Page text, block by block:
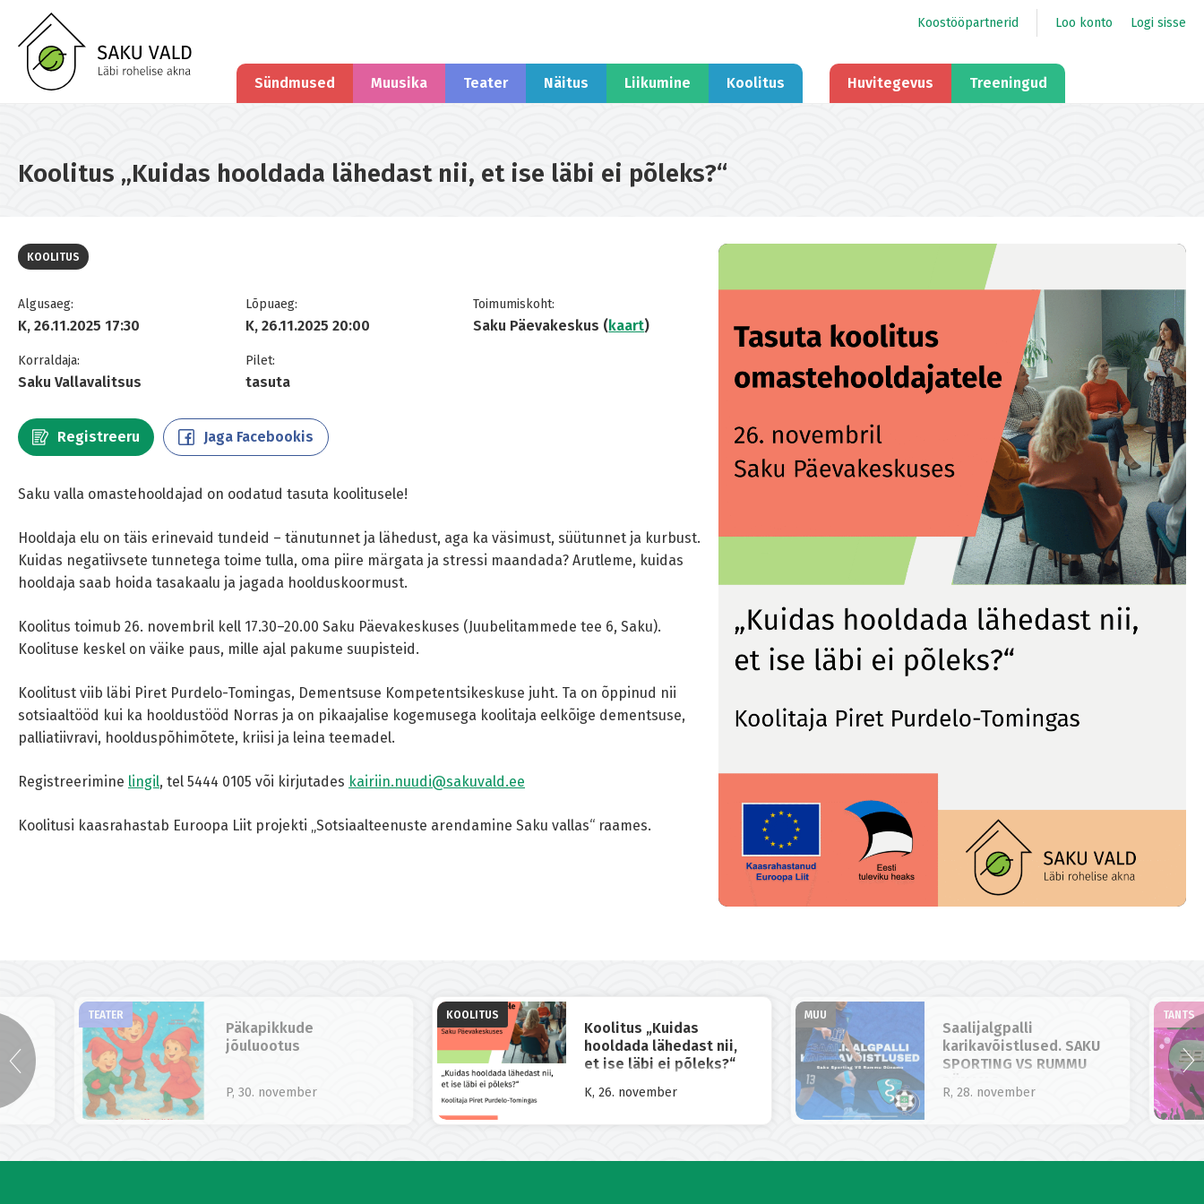
Koostööpartnerid Loo konto Logi sisse
Sündmused Muusika Teater Näitus Liikumine Koolitus Huvitegevus Treeningud
Koolitus „Kuidas hooldada lähedast nii, et ise läbi ei põleks?“
KOOLITUS
Algusaeg:
K, 26.11.2025 17:30
Lõpuaeg:
K, 26.11.2025 20:00
Toimumiskoht:
Saku Päevakeskus (kaart)
Korraldaja:
Saku Vallavalitsus
Pilet:
tasuta
Registreeru Jaga Facebookis
Saku valla omastehooldajad on oodatud tasuta koolitusele!
Hooldaja elu on täis erinevaid tundeid – tänutunnet ja lähedust, aga ka väsimust, süütunnet ja kurbust.
Kuidas negatiivsete tunnetega toime tulla, oma piire märgata ja stressi maandada? Arutleme, kuidas
hooldaja saab hoida tasakaalu ja jagada hoolduskoormust.
Koolitus toimub 26. novembril kell 17.30–20.00 Saku Päevakeskuses (Juubelitammede tee 6, Saku).
Koolituse keskel on väike paus, mille ajal pakume suupisteid.
Koolitust viib läbi Piret Purdelo-Tomingas, Dementsuse Kompetentsikeskuse juht. Ta on õppinud nii
sotsiaaltööd kui ka hooldustööd Norras ja on pikaajalise kogemusega koolitaja eelkõige dementsuse,
palliatiivravi, hoolduspõhimõtete, kriisi ja leina teemadel.
Registreerimine lingil, tel 5444 0105 või kirjutades kairiin.nuudi@sakuvald.ee
Koolitusi kaasrahastab Euroopa Liit projekti „Sotsiaalteenuste arendamine Saku vallas“ raames.
TEATER
Päkapikkude
jõuluootus
P, 30. november
KOOLITUS
Koolitus „Kuidas
hooldada lähedast nii,
et ise läbi ei põleks?“
K, 26. november
MUU
Saalijalgpalli
karikavõistlused. SAKU
SPORTING VS RUMMU
R, 28. november
TANTS